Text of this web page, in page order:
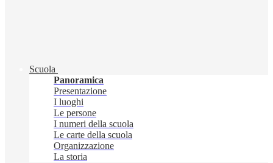
Scuola
Panoramica
Presentazione
I luoghi
Le persone
I numeri della scuola
Le carte della scuola
Organizzazione
La storia